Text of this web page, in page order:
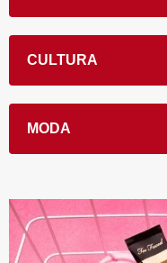
CULTURA
MODA